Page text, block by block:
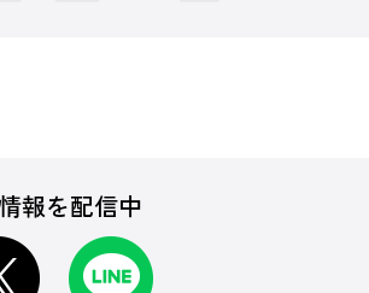
報を配信中